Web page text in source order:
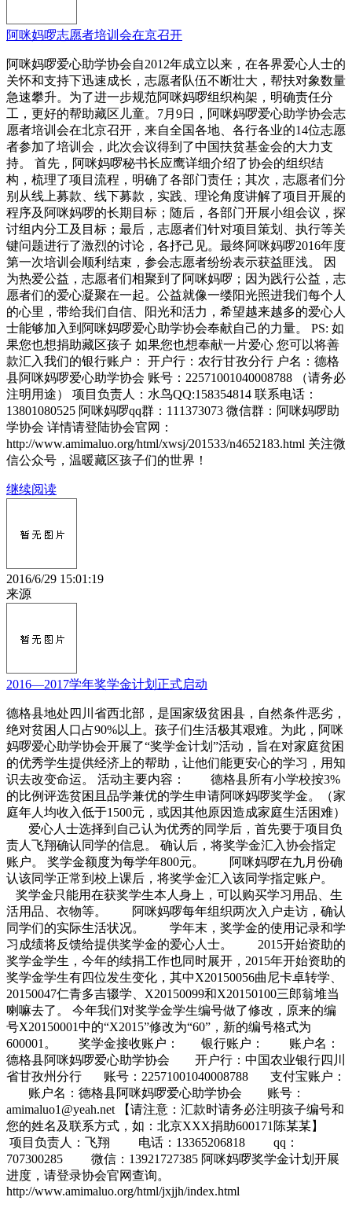
阿咪妈啰志愿者培训会在京召开
阿咪妈啰爱心助学协会自2012年成立以来，在各界爱心人士的
关怀和支持下迅速成长，志愿者队伍不断壮大，帮扶对象数量
急速攀升。为了进一步规范阿咪妈啰组织构架，明确责任分
工，更好的帮助藏区儿童。7月9日，阿咪妈啰爱心助学协会志
愿者培训会在北京召开，来自全国各地、各行各业的14位志愿
者参加了培训会，此次会议得到了中国扶贫基金会的大力支
持。 首先，阿咪妈啰秘书长应鹰详细介绍了协会的组织结
构，梳理了项目流程，明确了各部门责任；其次，志愿者们分
别从线上募款、线下募款，实践、理论角度讲解了项目开展的
程序及阿咪妈啰的长期目标；随后，各部门开展小组会议，探
讨组内分工及目标；最后，志愿者们针对项目策划、执行等关
键问题进行了激烈的讨论，各抒己见。最终阿咪妈啰2016年度
第一次培训会顺利结束，参会志愿者纷纷表示获益匪浅。 因
为热爱公益，志愿者们相聚到了阿咪妈啰；因为践行公益，志
愿者们的爱心凝聚在一起。公益就像一缕阳光照进我们每个人
的心里，带给我们自信、阳光和活力，希望越来越多的爱心人
士能够加入到阿咪妈啰爱心助学协会奉献自己的力量。 PS: 如
果您也想捐助藏区孩子 如果您也想奉献一片爱心 您可以将善
款汇入我们的银行账户： 开户行：农行甘孜分行 户名：德格
县阿咪妈啰爱心助学协会 账号：22571001040008788 （请务必
注明用途） 项目负责人：水鸟QQ:158354814 联系电话：
13801080525 阿咪妈啰qq群：111373073 微信群：阿咪妈啰助
学协会 详情请登陆协会官网：
http://www.amimaluo.org/html/xwsj/201533/n4652183.html 关注微
信公众号，温暖藏区孩子们的世界！
继续阅读
2016/6/29 15:01:19
来源
2016—2017学年奖学金计划正式启动
德格县地处四川省西北部，是国家级贫困县，自然条件恶劣，
绝对贫困人口占90%以上。孩子们生活极其艰难。为此，阿咪
妈啰爱心助学协会开展了“奖学金计划”活动，旨在对家庭贫困
的优秀学生提供经济上的帮助，让他们能更安心的学习，用知
识去改变命运。 活动主要内容： 德格县所有小学校按3%
的比例评选贫困且品学兼优的学生申请阿咪妈啰奖学金。（家
庭年人均收入低于1500元，或因其他原因造成家庭生活困难）
爱心人士选择到自己认为优秀的同学后，首先要于项目负
责人飞翔确认同学的信息。 确认后，将奖学金汇入协会指定
账户。 奖学金额度为每学年800元。 阿咪妈啰在九月份确
认该同学正常到校上课后，将奖学金汇入该同学指定账户。
奖学金只能用在获奖学生本人身上，可以购买学习用品、生
活用品、衣物等。 阿咪妈啰每年组织两次入户走访，确认
同学们的实际生活状况。 学年末，奖学金的使用记录和学
习成绩将反馈给提供奖学金的爱心人士。 2015开始资助的
奖学金学生，今年的续捐工作也同时展开，2015年开始资助的
奖学金学生有四位发生变化，其中X20150056曲尼卡卓转学、
20150047仁青多吉辍学、X20150099和X20150100三郎翁堆当
喇嘛去了。 今年我们对奖学金学生编号做了修改，原来的编
号X20150001中的“X2015”修改为“60”，新的编号格式为
600001。 奖学金接收账户： 银行账户： 账户名：
德格县阿咪妈啰爱心助学协会 开户行：中国农业银行四川
省甘孜州分行 账号：22571001040008788 支付宝账户：
账户名：德格县阿咪妈啰爱心助学协会 账号：
amimaluo1@yeah.net 【请注意：汇款时请务必注明孩子编号和
您的姓名及联系方式，如：北京XXX捐助600171陈某某】
项目负责人：飞翔 电话：13365206818 qq：
707300285 微信：13921727385 阿咪妈啰奖学金计划开展
进度，请登录协会官网查询。
http://www.amimaluo.org/html/jxjjh/index.html